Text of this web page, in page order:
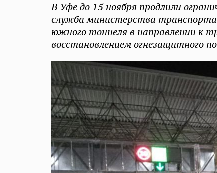
В Уфе до 15 ноября продлили
служба министерства
южного тоннеля в направлении к
восстановлением огнезащитного